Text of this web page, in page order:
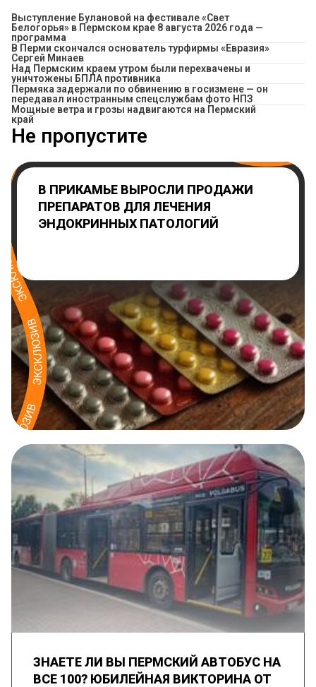
Выступление Булановой на фестивале «Свет
Белогорья» в Пермском крае 8 августа 2026 года —
программа
В Перми скончался основатель турфирмы «Евразия»
Сергей Минаев
Над Пермским краем утром были перехвачены и
уничтожены БПЛА противника
Пермяка задержали по обвинению в госизмене — он
передавал иностранным спецслужбам фото НПЗ
Мощные ветра и грозы надвигаются на Пермский
край
Не пропустите
В ПРИКАМЬЕ ВЫРОСЛИ ПРОДАЖИ
ПРЕПАРАТОВ ДЛЯ ЛЕЧЕНИЯ
ЭНДОКРИННЫХ ПАТОЛОГИЙ
ЗНАЕТЕ ЛИ ВЫ ПЕРМСКИЙ АВТОБУС НА
ВСЕ 100? ЮБИЛЕЙНАЯ ВИКТОРИНА ОТ